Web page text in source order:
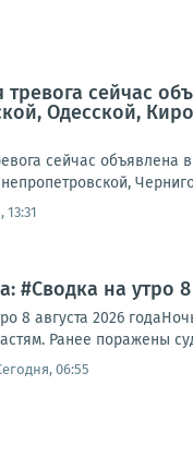
тревога сейчас
Одесской,
сейчас объявлена
13:31
#Сводка на утро 8
8 августа 2026
Ранее поражены
06:55